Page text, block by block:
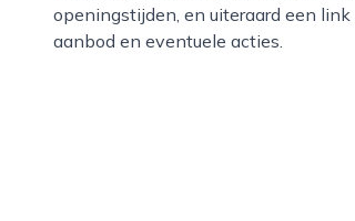
openingstijden, en uiteraard een
aanbod en eventuele acties.